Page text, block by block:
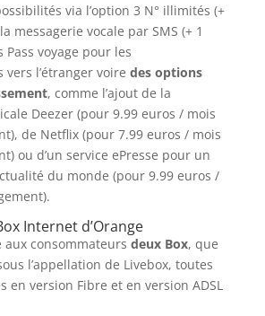
via l’option 3 N° illimités (+
messagerie vocale par SMS (+ 1
Pass voyage pour les
l’étranger voire des options
, comme l’ajout de la
Deezer (pour 9.99 euros / mois
de Netflix (pour 7.99 euros / mois
ou d’un service ePresse pour un
du monde (pour 9.99 euros /
Internet d’Orange
aux consommateurs deux Box, que
l’appellation de Livebox, toutes
en version Fibre et en version ADSL